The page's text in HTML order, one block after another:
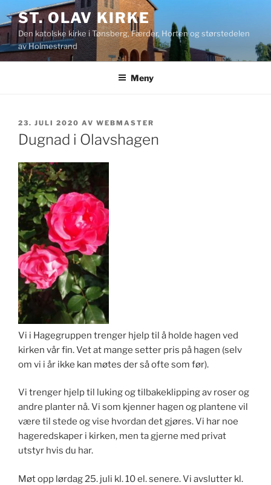
til
innhold
ST. OLAV KIRKE
Den katolske kirke i Tønsberg, Færder, Horten og størstedelen
av Holmestrand
Meny
PUBLISERT
23. JULI 2020 AV WEBMASTER
Dugnad i Olavshagen
Vi i Hagegruppen trenger hjelp til å holde hagen ved
kirken vår fin. Vet at mange setter pris på hagen (selv
om vi i år ikke kan møtes der så ofte som før).
Vi trenger hjelp til luking og tilbakeklipping av roser og
andre planter nå. Vi som kjenner hagen og plantene vil
være til stede og vise hvordan det gjøres. Vi har noe
hageredskaper i kirken, men ta gjerne med privat
utstyr hvis du har.
Møt opp lørdag 25. juli kl. 10 el. senere. Vi avslutter kl.